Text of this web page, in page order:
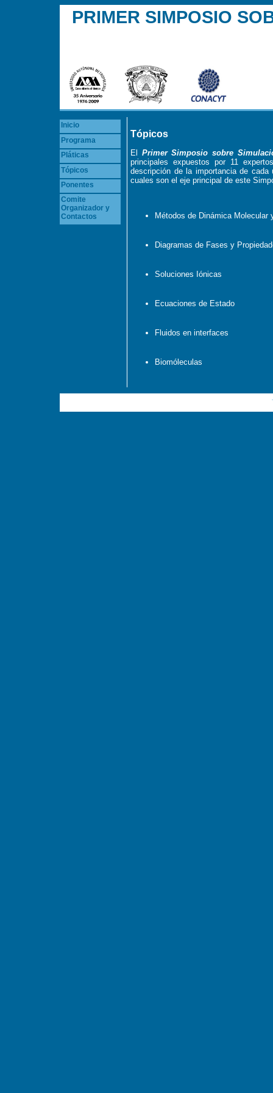
PRIMER SIMPOSIO
Inicio
Programa
Pláticas
Tópicos
Ponentes
Comite
Organizador y
Contactos
Tópicos
El Primer Simposio sobre
principales expuestos por 11
descripción de la importancia de
cuales son el eje principal de este
Métodos de Dinámica Molecular
Diagramas de Fases y
Soluciones Iónicas
Ecuaciones de Estado
Fluidos en interfaces
Biomóleculas